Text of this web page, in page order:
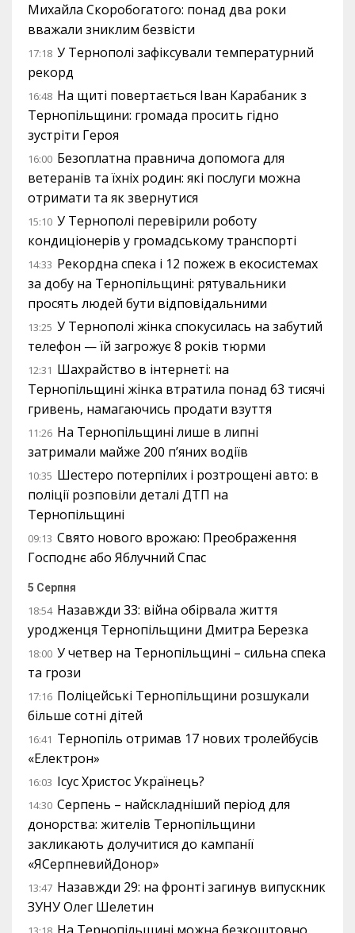
Михайла Скоробогатого: понад два роки
вважали зниклим безвісти
17:18 У Тернополі зафіксували температурний
рекорд
16:48 На щиті повертається Іван Карабаник з
Тернопільщини: громада просить гідно
зустріти Героя
16:00 Безоплатна правнича допомога для
ветеранів та їхніх родин: які послуги можна
отримати та як звернутися
15:10 У Тернополі перевірили роботу
кондиціонерів у громадському транспорті
14:33 Рекордна спека і 12 пожеж в екосистемах
за добу на Тернопільщині: рятувальники
просять людей бути відповідальними
13:25 У Тернополі жінка спокусилась на забутий
телефон — їй загрожує 8 років тюрми
12:31 Шахрайство в інтернеті: на
Тернопільщині жінка втратила понад 63 тисячі
гривень, намагаючись продати взуття
11:26 На Тернопільщині лише в липні
затримали майже 200 п’яних водіїв
10:35 Шестеро потерпілих і розтрощені авто: в
поліції розповіли деталі ДТП на
Тернопільщині
09:13 Свято нового врожаю: Преображення
Господнє або Яблучний Спас
5 Серпня
18:54 Назавжди 33: війна обірвала життя
уродженця Тернопільщини Дмитра Березка
18:00 У четвер на Тернопільщині – сильна спека
та грози
17:16 Поліцейські Тернопільщини розшукали
більше сотні дітей
16:41 Тернопіль отримав 17 нових тролейбусів
«Електрон»
16:03 Ісус Христос Українець?
14:30 Серпень – найскладніший період для
донорства: жителів Тернопільщини
закликають долучитися до кампанії
«ЯСерпневийДонор»
13:47 Назавжди 29: на фронті загинув випускник
ЗУНУ Олег Шелетин